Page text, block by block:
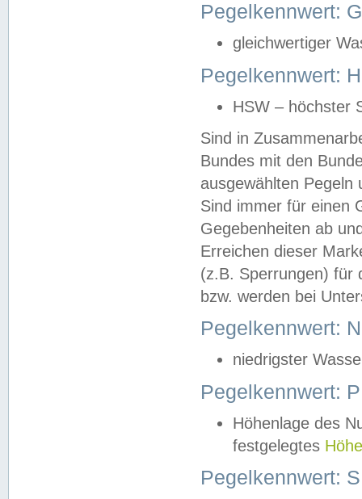
Pegelkennwert:
gleichwertiger
Pegelkennwert:
HSW – höchster
Sind in
Bundes mit den
ausgewählten
Sind immer für einen
Gegebenheiten ab
Erreichen dieser
(z.B. Sperrungen) für
bzw. werden bei
Pegelkennwert:
niedrigster
Pegelkennwert:
Höhenlage des
festgelegtes
Pegelkennwert: